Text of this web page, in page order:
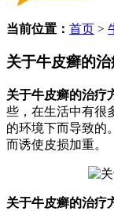
当前位置： 首页 >
关于牛皮癣的
关于牛皮癣的治疗
些，在生活中有很
的环境下而导致的
而诱使皮损加重。
关于牛皮癣的治疗